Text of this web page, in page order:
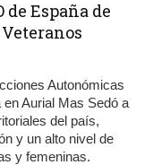
España de
Autonómicas
Aurial Mas Sedó a
del país,
y un alto nivel de
y femeninas.